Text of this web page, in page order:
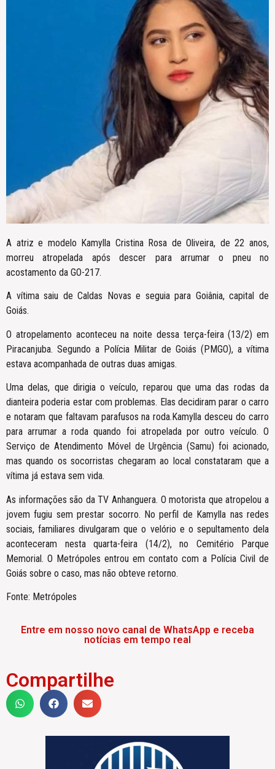
A atriz e modelo Kamylla Cristina Rosa de Oliveira, de 22 anos,
morreu atropelada após descer para arrumar o pneu no
acostamento da GO-217.
A vítima saiu de Caldas Novas e seguia para Goiânia, capital de
Goiás.
O atropelamento aconteceu na noite dessa terça-feira (13/2) em
Piracanjuba. Segundo a Polícia Militar de Goiás (PMGO), a vítima
estava acompanhada de outras duas amigas.
Uma delas, que dirigia o veículo, reparou que uma das rodas da
dianteira poderia estar com problemas. Elas decidiram parar o carro
e notaram que faltavam parafusos na roda.Kamylla desceu do carro
para arrumar a roda quando foi atropelada por outro veículo. O
Serviço de Atendimento Móvel de Urgência (Samu) foi acionado,
mas quando os socorristas chegaram ao local constataram que a
vítima já estava sem vida.
As informações são da TV Anhanguera. O motorista que atropelou a
jovem fugiu sem prestar socorro. No perfil de Kamylla nas redes
sociais, familiares divulgaram que o velório e o sepultamento dela
aconteceram nesta quarta-feira (14/2), no Cemitério Parque
Memorial. O Metrópoles entrou em contato com a Polícia Civil de
Goiás sobre o caso, mas não obteve retorno.
Fonte: Metrópoles
Entre em nosso novo canal de WhatsApp e receba
notícias em tempo real
Compartilhe